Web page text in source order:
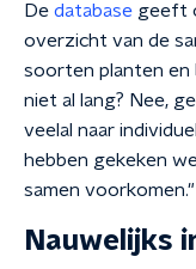
De database geeft
overzicht van de
soorten planten en
niet al lang? Nee,
veelal naar
hebben gekeken
samen voorkomen."
Nauwelijks